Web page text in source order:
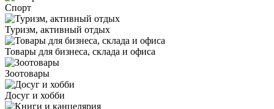
Спорт
Туризм, активный отдых
Товары для бизнеса, склада и офиса
Зоотовары
Досуг и хобби